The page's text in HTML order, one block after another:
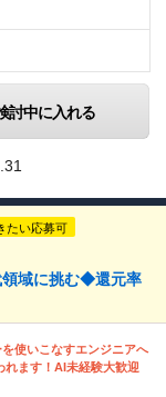
討中に入れる
たい応募可
域に挑む◆還元率
使いこなすエンジニアへ
れます！AI未経験大歓迎